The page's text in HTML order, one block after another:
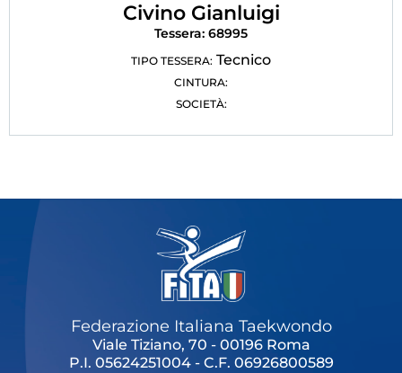
Cookie policy
Feed
Dove siamo
Federazione Trasparente
Fita HUB
Civino Gianluigi
Tessera: 68995
TIPO TESSERA: Tecnico
CINTURA:
SOCIETÀ:
Federazione Italiana Taekwondo
Viale Tiziano, 70 - 00196 Roma
P.I. 05624251004 - C.F. 06926800589